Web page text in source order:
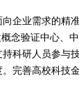
企业需求的精
念验证中心、
科研人员参与
完善高校科技